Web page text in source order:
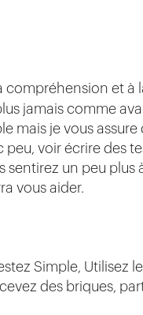
compréhension et
jamais comme
je vous assure
voir écrire des
un peu plus
vous aider.
Simple, Utilisez
des briques,